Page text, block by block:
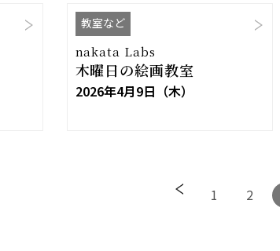
教室など
nakata Labs
木曜日の絵画教室
2026年4月9日（木）
1 2